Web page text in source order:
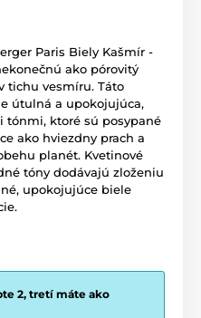
Paris Biely Kašmír -
ako pórovitý
tichu vesmíru. Táto
útulná a upokojujúca,
tónmi, ktoré sú posypané
ako hviezdny prach a
planét. Kvetinové
tóny dodávajú zloženiu
upokojujúce biele
2, tretí máte ako